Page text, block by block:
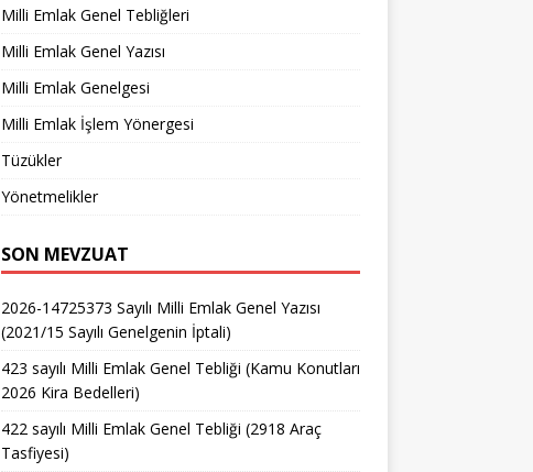
Milli Emlak Genel Tebliğleri
Milli Emlak Genel Yazısı
Milli Emlak Genelgesi
Milli Emlak İşlem Yönergesi
Tüzükler
Yönetmelikler
SON MEVZUAT
2026-14725373 Sayılı Milli Emlak Genel Yazısı
(2021/15 Sayılı Genelgenin İptali)
423 sayılı Milli Emlak Genel Tebliği (Kamu Konutları
2026 Kira Bedelleri)
422 sayılı Milli Emlak Genel Tebliği (2918 Araç
Tasfiyesi)